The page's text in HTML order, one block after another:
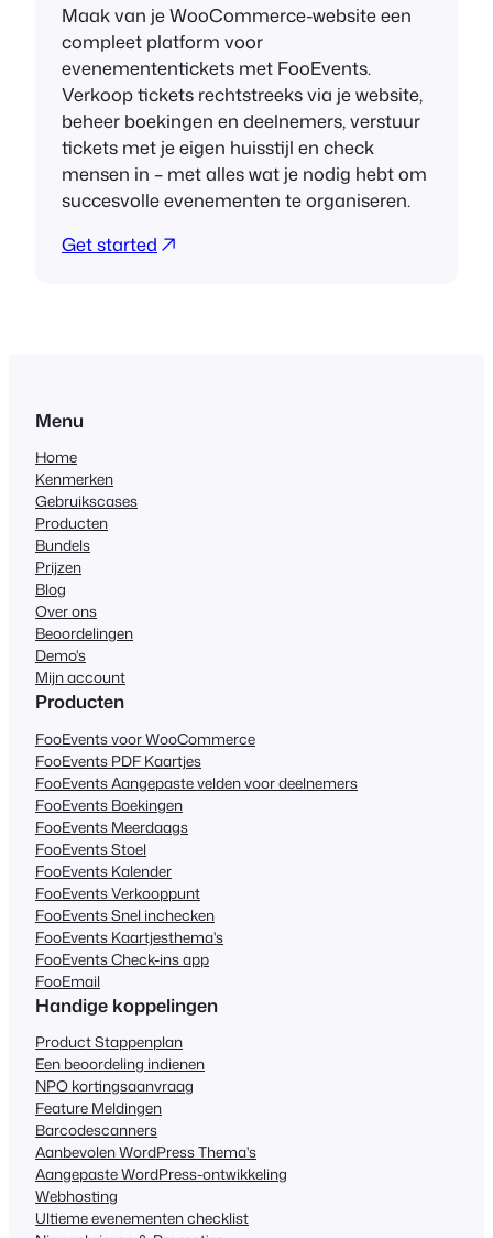
Maak van je WooCommerce-website een
compleet platform voor
evenemententickets met FooEvents.
Verkoop tickets rechtstreeks via je website,
beheer boekingen en deelnemers, verstuur
tickets met je eigen huisstijl en check
mensen in – met alles wat je nodig hebt om
succesvolle evenementen te organiseren.
Get started
Menu
Home
Kenmerken
Gebruikscases
Producten
Bundels
Prijzen
Blog
Over ons
Beoordelingen
Demo's
Mijn account
Producten
FooEvents voor WooCommerce
FooEvents PDF Kaartjes
FooEvents Aangepaste velden voor deelnemers
FooEvents Boekingen
FooEvents Meerdaags
FooEvents Stoel
FooEvents Kalender
FooEvents Verkooppunt
FooEvents Snel inchecken
FooEvents Kaartjesthema's
FooEvents Check-ins app
FooEmail
Handige koppelingen
Product Stappenplan
Een beoordeling indienen
NPO kortingsaanvraag
Feature Meldingen
Barcodescanners
Aanbevolen WordPress Thema's
Aangepaste WordPress-ontwikkeling
Webhosting
Ultieme evenementen checklist